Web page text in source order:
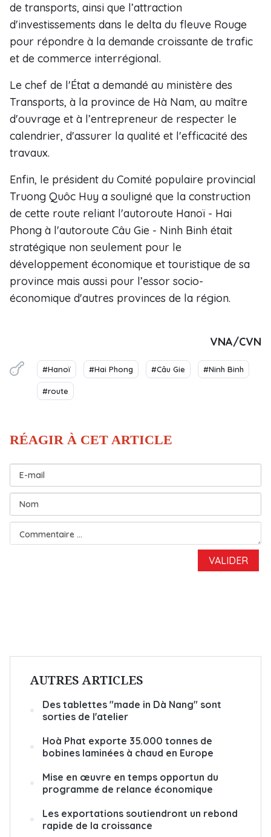
de transports, ainsi que l’attraction
d'investissements dans le delta du fleuve Rouge
pour répondre à la demande croissante de trafic
et de commerce interrégional.
Le chef de l'État a demandé au ministère des
Transports, à la province de Hà Nam, au maître
d'ouvrage et à l’entrepreneur de respecter le
calendrier, d'assurer la qualité et l'efficacité des
travaux.
Enfin, le président du Comité populaire provincial
Truong Quôc Huy a souligné que la construction
de cette route reliant l'autoroute Hanoï - Hai
Phong à l'autoroute Câu Gie - Ninh Binh était
stratégique non seulement pour le
développement économique et touristique de sa
province mais aussi pour l’essor socio-
économique d'autres provinces de la région.
VNA/CVN
#Hanoï #Hai Phong #Câu Gie #Ninh Binh
#route
AUTRES ARTICLES
Des tablettes "made in Dà Nang" sont
sorties de l'atelier
Hoà Phat exporte 35.000 tonnes de
bobines laminées à chaud en Europe
Mise en œuvre en temps opportun du
programme de relance économique
Les exportations soutiendront un rebond
rapide de la croissance